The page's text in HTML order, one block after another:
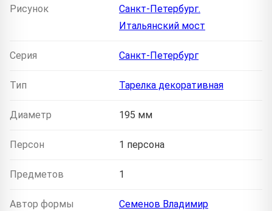
Рисунок
Санкт-Петербург.
Итальянский мост
Серия Санкт-Петербург
Тип Тарелка декоративная
Диаметр 195 мм
Персон 1 персона
Предметов 1
Автор формы
Семенов Владимир